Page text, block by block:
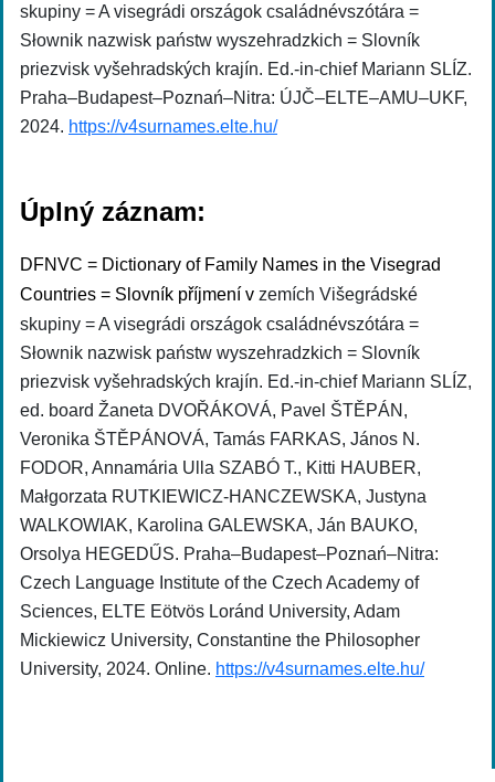
skupiny = A visegrádi országok családnévszótára =
Słownik nazwisk państw wyszehradzkich = Slovník
priezvisk vyšehradských krajín. Ed.-in-chief Mariann SLÍZ.
Praha–Budapest–Poznań–Nitra: ÚJČ–ELTE–AMU–UKF,
2024. https://v4surnames.elte.hu/
Úplný záznam:
DFNVC = Dictionary of Family Names in the Visegrad
Countries = Slovník příjmení v zemích Višegrádské
skupiny = A visegrádi országok családnévszótára =
Słownik nazwisk państw wyszehradzkich = Slovník
priezvisk vyšehradských krajín. Ed.-in-chief Mariann SLÍZ,
ed. board Žaneta DVOŘÁKOVÁ, Pavel ŠTĚPÁN,
Veronika ŠTĚPÁNOVÁ, Tamás FARKAS, János N.
FODOR, Annamária Ulla SZABÓ T., Kitti HAUBER,
Małgorzata RUTKIEWICZ-HANCZEWSKA, Justyna
WALKOWIAK, Karolina GALEWSKA, Ján BAUKO,
Orsolya HEGEDŰS. Praha–Budapest–Poznań–Nitra:
Czech Language Institute of the Czech Academy of
Sciences, ELTE Eötvös Loránd University, Adam
Mickiewicz University, Constantine the Philosopher
University, 2024. Online. https://v4surnames.elte.hu/